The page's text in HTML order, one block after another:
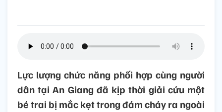
Lực lượng chức năng phối hợp cùng người
dân tại An Giang đã kịp thời giải cứu một
bé trai bị mắc kẹt trong đám cháy ra ngoài